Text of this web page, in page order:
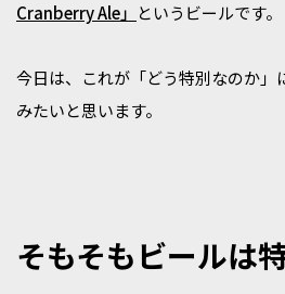
Cranberry Ale」 というビールです。
今日は、これが「どう特別なのか」
みたいと思います。
そもそもビールは特